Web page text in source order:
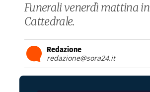
Funerali venerdì mattina in
Cattedrale.
Redazione
redazione@sora24.it